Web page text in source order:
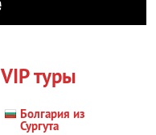
VIP туры
Болгария из
Сургута